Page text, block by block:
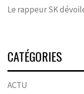
Le rappeur SK
CATÉGORIES
ACTU